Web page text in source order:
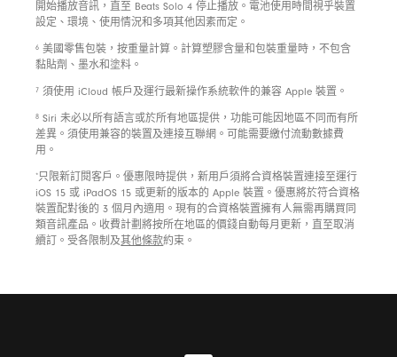
開始播放音訊，直至 Beats Solo 4 停止播放。電池使用時間視乎裝置
設定、環境、使用情況和多項其他因素而定。
6 美國零售包裝，按重量計算。計算塑膠含量和包裝重量時，不包含
黏貼劑、墨水和塗料。
7 須使用 iCloud 帳戶及運行最新操作系統軟件的兼容 Apple 裝置。
8 Siri 未必以所有語言或於所有地區提供，功能可能因地區不同而有所
差異。須使用兼容的裝置及連接互聯網。可能需要繳付流動數據費
用。
*只限新訂閱客戶。優惠限時提供，新用戶須將合資格裝置連接至運行
iOS 15 或 iPadOS 15 或更新的版本的 Apple 裝置。優惠將於符合資格
裝置配對後的 3 個月內適用。現有的合資格裝置擁有人無需再購買同
類音訊產品。收費計劃將按所在地區的價錢自動每月更新，直至取消
續訂。受各限制及其他條款約束。